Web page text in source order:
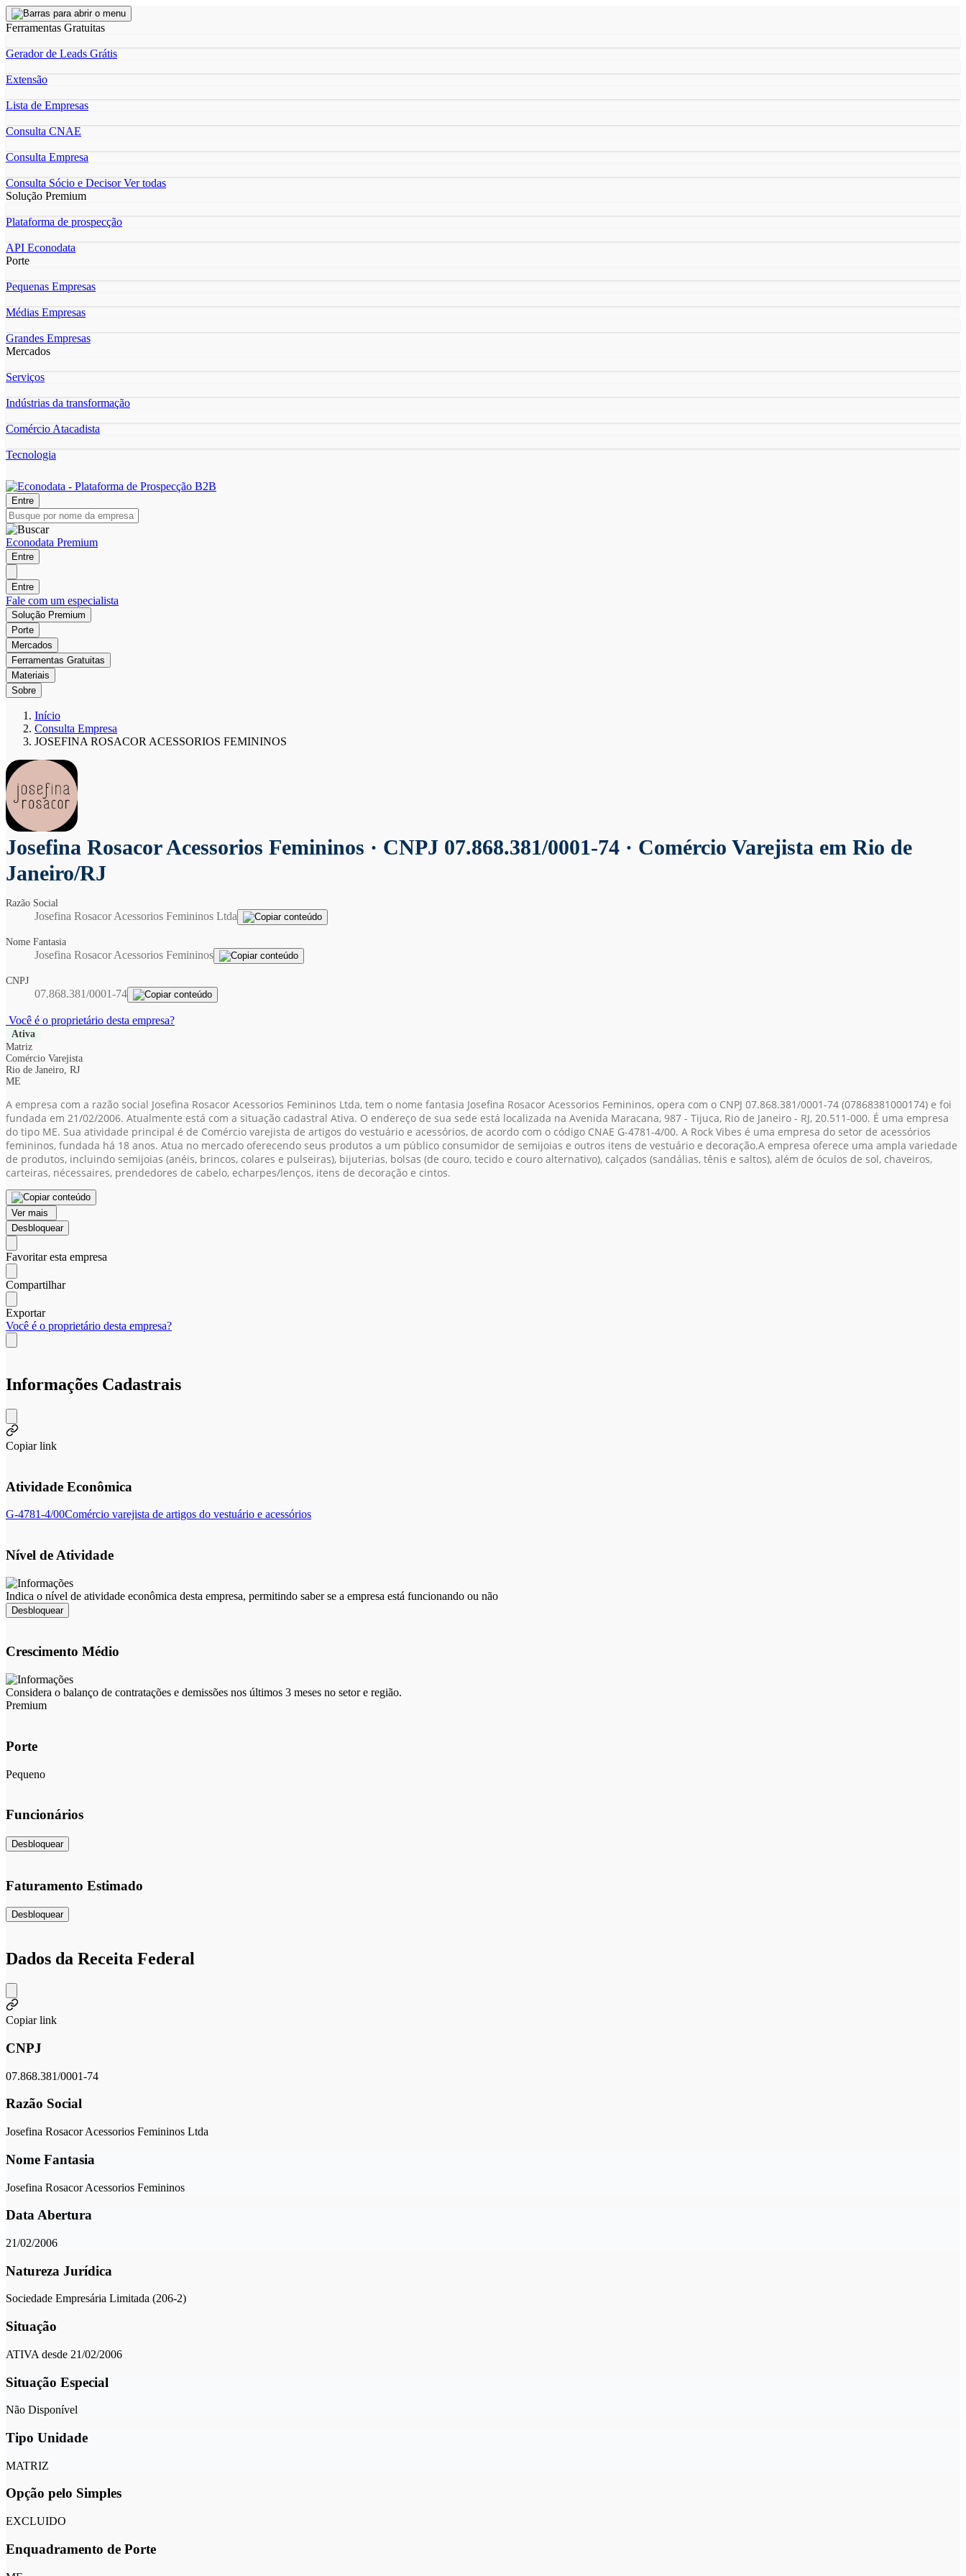
Ferramentas Gratuitas
Gerador de Leads Grátis
Extensão
Lista de Empresas
Consulta CNAE
Consulta Empresa
Consulta Sócio e DecisorVer todas
Solução Premium
Plataforma de prospecção
API Econodata
Porte
Pequenas Empresas
Médias Empresas
Grandes Empresas
Mercados
Serviços
Indústrias da transformação
Comércio Atacadista
Tecnologia
Entre
Econodata Premium
Entre
Entre
Fale com um especialista
Solução Premium
Porte
Mercados
Ferramentas Gratuitas
Materiais
Sobre
Início
Consulta Empresa
JOSEFINA ROSACOR ACESSORIOS FEMININOS
Josefina Rosacor Acessorios Femininos · CNPJ 07.868.381/0001-74 · Comércio Varejista em Rio de
Janeiro/RJ
Razão Social
Josefina Rosacor Acessorios Femininos Ltda
Nome Fantasia
Josefina Rosacor Acessorios Femininos
CNPJ
07.868.381/0001-74
Você é o proprietário desta empresa?
Ativa
Matriz
Comércio Varejista
Rio de Janeiro, RJ
ME
A empresa com a razão social Josefina Rosacor Acessorios Femininos Ltda, tem o nome fantasia Josefina Rosacor Acessorios Femininos, opera com o CNPJ 07.868.381/0001-74 (07868381000174) e foi
fundada em 21/02/2006. Atualmente está com a situação cadastral Ativa. O endereço de sua sede está localizada na Avenida Maracana, 987 - Tijuca, Rio de Janeiro - RJ, 20.511-000. É uma empresa
do tipo ME. Sua atividade principal é de Comércio varejista de artigos do vestuário e acessórios, de acordo com o código CNAE G-4781-4/00. A Rock Vibes é uma empresa do setor de acessórios
femininos, fundada há 18 anos. Atua no mercado oferecendo seus produtos a um público consumidor de semijoias e outros itens de vestuário e decoração.A empresa oferece uma ampla variedade
de produtos, incluindo semijoias (anéis, brincos, colares e pulseiras), bijuterias, bolsas (de couro, tecido e couro alternativo), calçados (sandálias, tênis e saltos), além de óculos de sol, chaveiros,
carteiras, nécessaires, prendedores de cabelo, echarpes/lenços, itens de decoração e cintos.
Ver mais
Desbloquear
Favoritar esta empresa
Compartilhar
Exportar
Você é o proprietário desta empresa?
Informações Cadastrais
Copiar link
Atividade Econômica
G-4781-4/00Comércio varejista de artigos do vestuário e acessórios
Nível de Atividade
Indica o nível de atividade econômica desta empresa, permitindo saber se a empresa está funcionando ou não
Desbloquear
Crescimento Médio
Considera o balanço de contratações e demissões nos últimos 3 meses no setor e região.
Premium
Porte
Pequeno
Funcionários
Desbloquear
Faturamento Estimado
Desbloquear
Dados da Receita Federal
Copiar link
CNPJ
07.868.381/0001-74
Razão Social
Josefina Rosacor Acessorios Femininos Ltda
Nome Fantasia
Josefina Rosacor Acessorios Femininos
Data Abertura
21/02/2006
Natureza Jurídica
Sociedade Empresária Limitada (206-2)
Situação
ATIVA desde 21/02/2006
Situação Especial
Não Disponível
Tipo Unidade
MATRIZ
Opção pelo Simples
EXCLUIDO
Enquadramento de Porte